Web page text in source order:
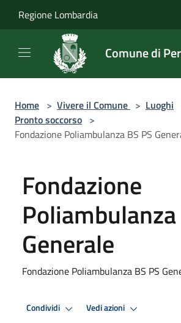
Regione Lombardia
Comune di
Home > Vivere il Comune > Luoghi
Pronto soccorso >
Fondazione Poliambulanza BS PS
Fondazione
Poliambulanza
Generale
Fondazione Poliambulanza BS PS
Condividi Vedi azioni